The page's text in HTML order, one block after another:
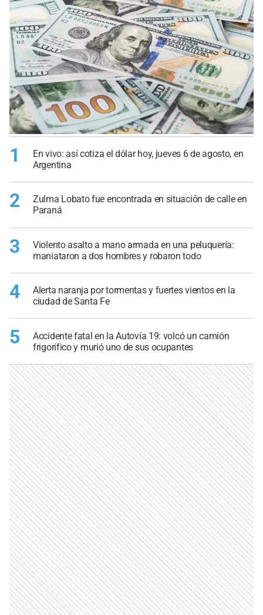
1
En vivo: así cotiza el dólar hoy, jueves 6 de agosto, en
Argentina
2
Zulma Lobato fue encontrada en situación de calle en
Paraná
3
Violento asalto a mano armada en una peluquería:
maniataron a dos hombres y robaron todo
4
Alerta naranja por tormentas y fuertes vientos en la
ciudad de Santa Fe
5
Accidente fatal en la Autovía 19: volcó un camión
frigorífico y murió uno de sus ocupantes